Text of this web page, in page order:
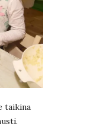
taikina